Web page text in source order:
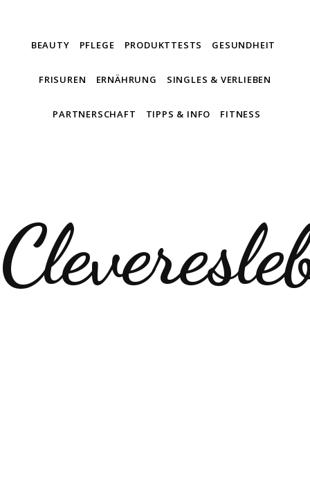
BEAUTY PFLEGE PRODUKTTESTS GESUNDHEIT
FRISUREN ERNÄHRUNG SINGLES & VERLIEBEN
PARTNERSCHAFT TIPPS & INFO FITNESS